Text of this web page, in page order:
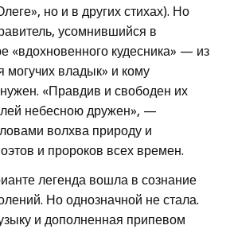
но и в других стихах). Но
усомнившийся в
«вдохновенного кудесника» — из
могучих владык» и кому
«Правдив и свободен их
небесною дружен», —
волхва природу и
и пророков всех времен.
легенда вошла в сознание
Но однозначной не стала.
и дополненная припевом